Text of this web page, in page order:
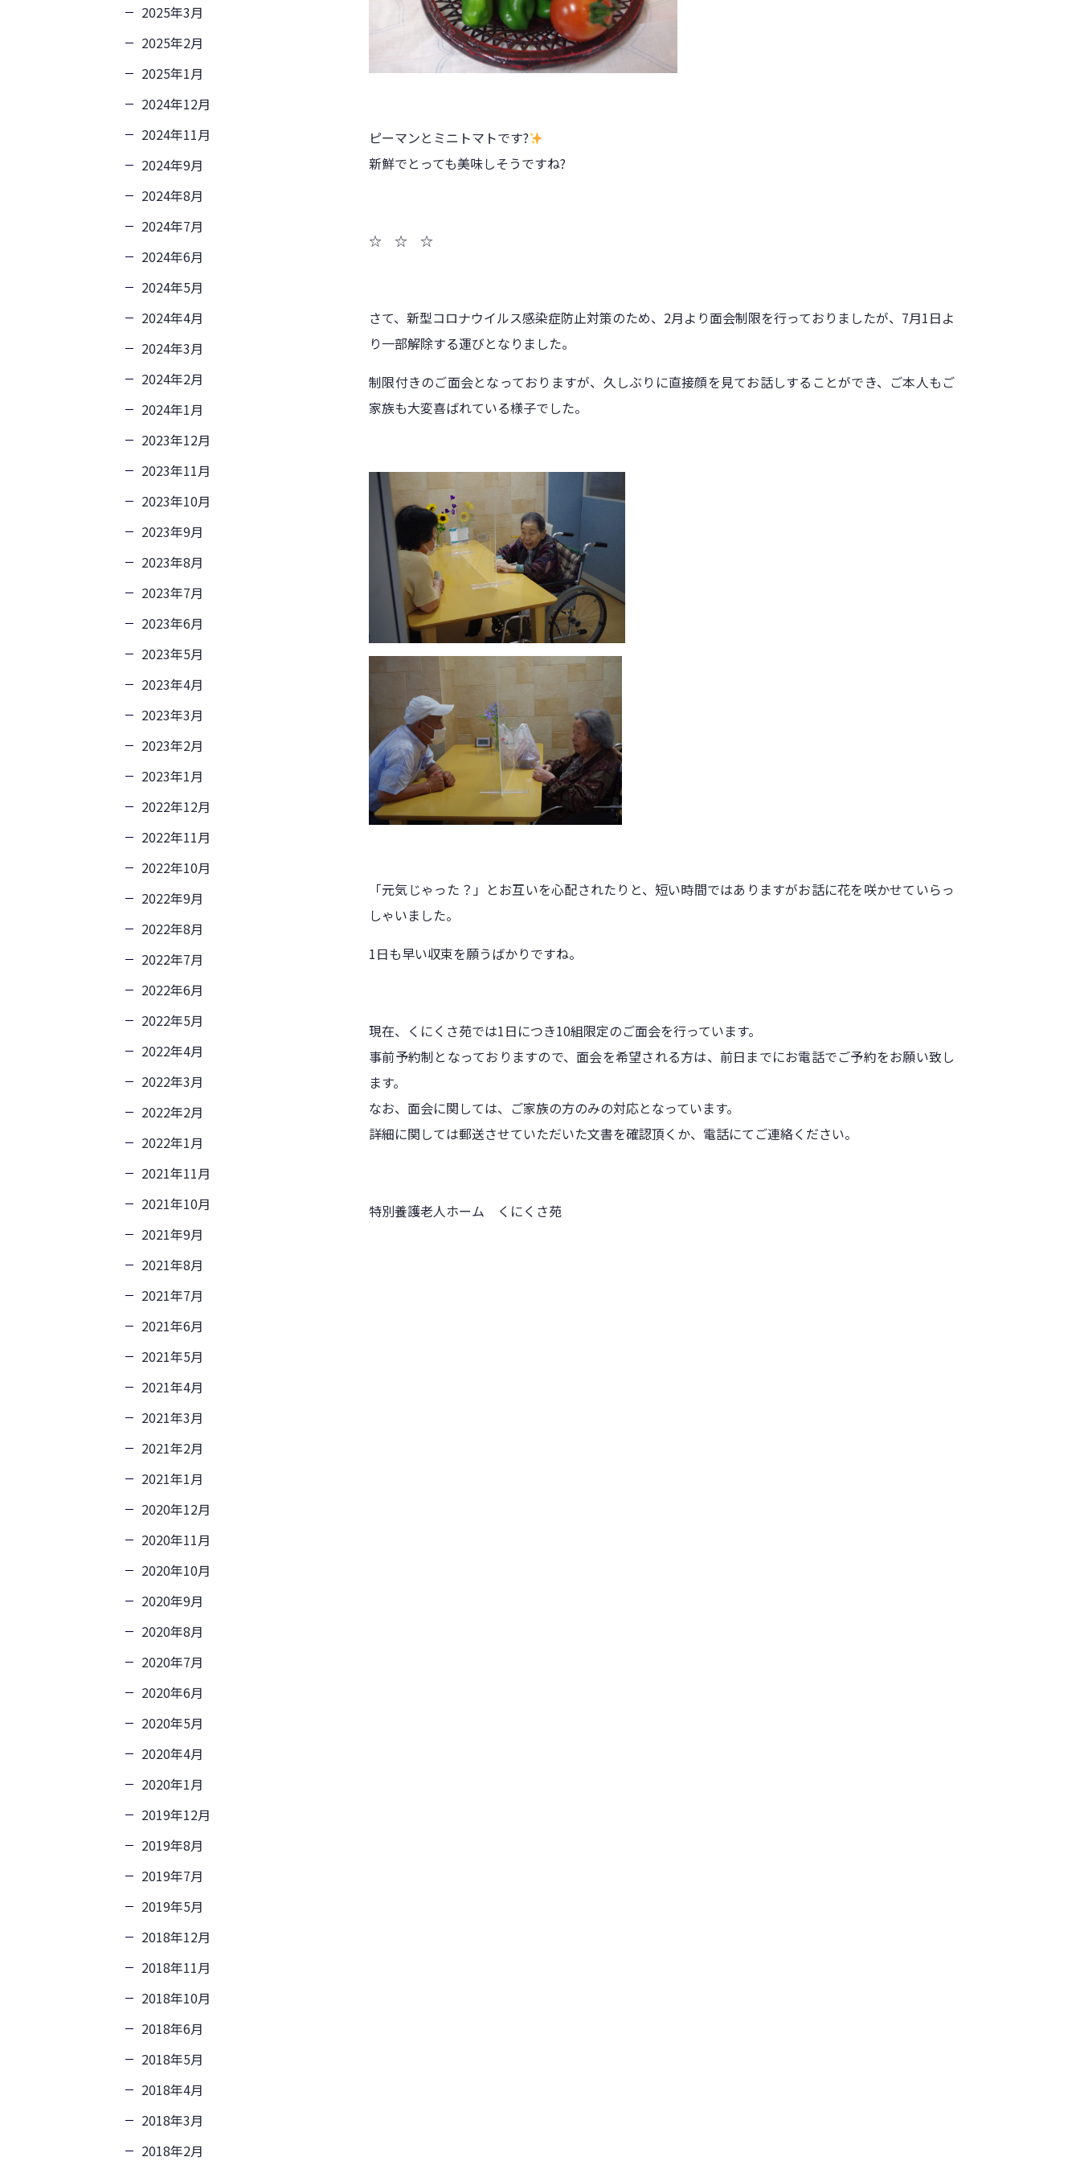
ピーマンとミニトマトです?
新鮮でとっても美味しそうですね?
☆ ☆ ☆
さて、新型コロナウイルス感染症防止対策のため、2月より面会制限を行っておりましたが、7月1日よ
り一部解除する運びとなりました。
制限付きのご面会となっておりますが、久しぶりに直接顔を見てお話しすることができ、ご本人もご
家族も大変喜ばれている様子でした。
「元気じゃった？」とお互いを心配されたりと、短い時間ではありますがお話に花を咲かせていらっ
しゃいました。
1日も早い収束を願うばかりですね。
現在、くにくさ苑では1日につき10組限定のご面会を行っています。
事前予約制となっておりますので、面会を希望される方は、前日までにお電話でご予約をお願い致し
ます。
なお、面会に関しては、ご家族の方のみの対応となっています。
詳細に関しては郵送させていただいた文書を確認頂くか、電話にてご連絡ください。
特別養護老人ホーム くにくさ苑
2025年3月
2025年2月
2025年1月
2024年12月
2024年11月
2024年9月
2024年8月
2024年7月
2024年6月
2024年5月
2024年4月
2024年3月
2024年2月
2024年1月
2023年12月
2023年11月
2023年10月
2023年9月
2023年8月
2023年7月
2023年6月
2023年5月
2023年4月
2023年3月
2023年2月
2023年1月
2022年12月
2022年11月
2022年10月
2022年9月
2022年8月
2022年7月
2022年6月
2022年5月
2022年4月
2022年3月
2022年2月
2022年1月
2021年11月
2021年10月
2021年9月
2021年8月
2021年7月
2021年6月
2021年5月
2021年4月
2021年3月
2021年2月
2021年1月
2020年12月
2020年11月
2020年10月
2020年9月
2020年8月
2020年7月
2020年6月
2020年5月
2020年4月
2020年1月
2019年12月
2019年8月
2019年7月
2019年5月
2018年12月
2018年11月
2018年10月
2018年6月
2018年5月
2018年4月
2018年3月
2018年2月